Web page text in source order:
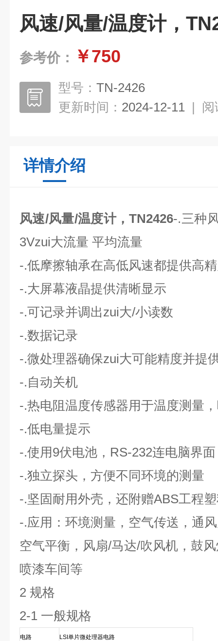
风速/风量/温度计，
参考价： ￥750
型号： TN-2426
更新时间： 2024-12-11 | 阅
详情介绍
风速/风量/温度计，TN2426-.三种
3Vzui大流量 平均流量
-.低摩擦轴承在高低风速都提供高
-.大屏幕液晶提供清晰显示
-.可记录并调出zui大/小读数
-.数据记录
-.微处理器确保zui大可能精度并提
-.自动关机
-.热电阻温度传感器用于温度测量
-.低电量提示
-.使用9伏电池，RS-232连电脑界面
-.独立探头，方便不同环境的测量
-.坚固耐用外壳，还附赠ABS工程
-.应用：环境测量，空气传送，通
空气平衡，风扇/马达/吹风机，鼓
喷漆车间等
2 规格
2-1 一般规格
电路 LSI单片微处理器电路